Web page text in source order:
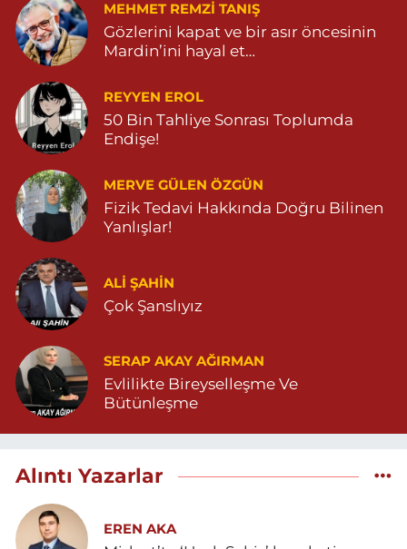
MEHMET REMZI TANIŞ
Gözlerini kapat ve bir asır öncesinin
Mardin’ini hayal et…
REYYEN EROL
50 Bin Tahliye Sonrası Toplumda
Endişe!
MERVE GÜLEN ÖZGÜN
Fizik Tedavi Hakkında Doğru Bilinen
Yanlışlar!
ALI ŞAHİN
Çok Şanslıyız
SERAP AKAY AĞIRMAN
Evlilikte Bireyselleşme Ve
Bütünleşme
Alıntı Yazarlar
EREN AKA